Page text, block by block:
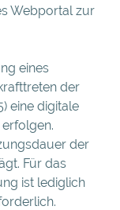
Webportal zur
eines
der
eine digitale
der
Für das
ist lediglich